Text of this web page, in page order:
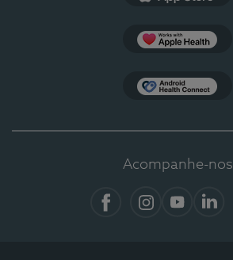
Acompanhe-nos